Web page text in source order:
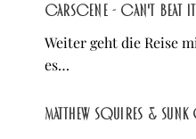
Carscene - Can't Beat It
Weiter geht die Reise
es…
Matthew Squires &